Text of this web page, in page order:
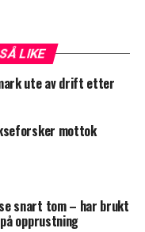
LIKE
ute av drift etter
mottok
snart tom – har brukt
opprustning